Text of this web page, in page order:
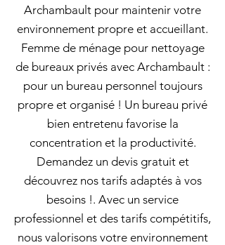
Archambault pour maintenir votre
environnement propre et accueillant.
Femme de ménage pour nettoyage
de bureaux privés avec Archambault :
pour un bureau personnel toujours
propre et organisé ! Un bureau privé
bien entretenu favorise la
concentration et la productivité.
Demandez un devis gratuit et
découvrez nos tarifs adaptés à vos
besoins !. Avec un service
professionnel et des tarifs compétitifs,
nous valorisons votre environnement